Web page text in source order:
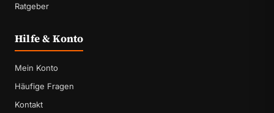
Ratgeber
Hilfe & Konto
Mein Konto
Häufige Fragen
Kontakt